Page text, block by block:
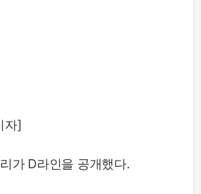
자]
가 D라인을 공개했다.